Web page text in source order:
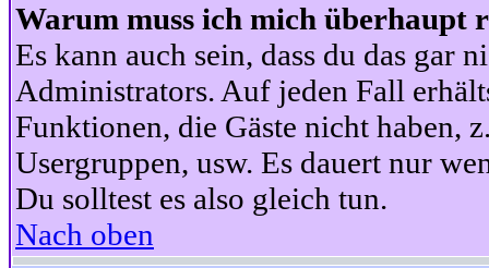
Warum muss ich mich überhaupt
Es kann auch sein, dass du das gar
Administrators. Auf jeden Fall
Funktionen, die Gäste nicht haben,
Usergruppen, usw. Es dauert nur
Du solltest es also gleich tun.
Nach oben